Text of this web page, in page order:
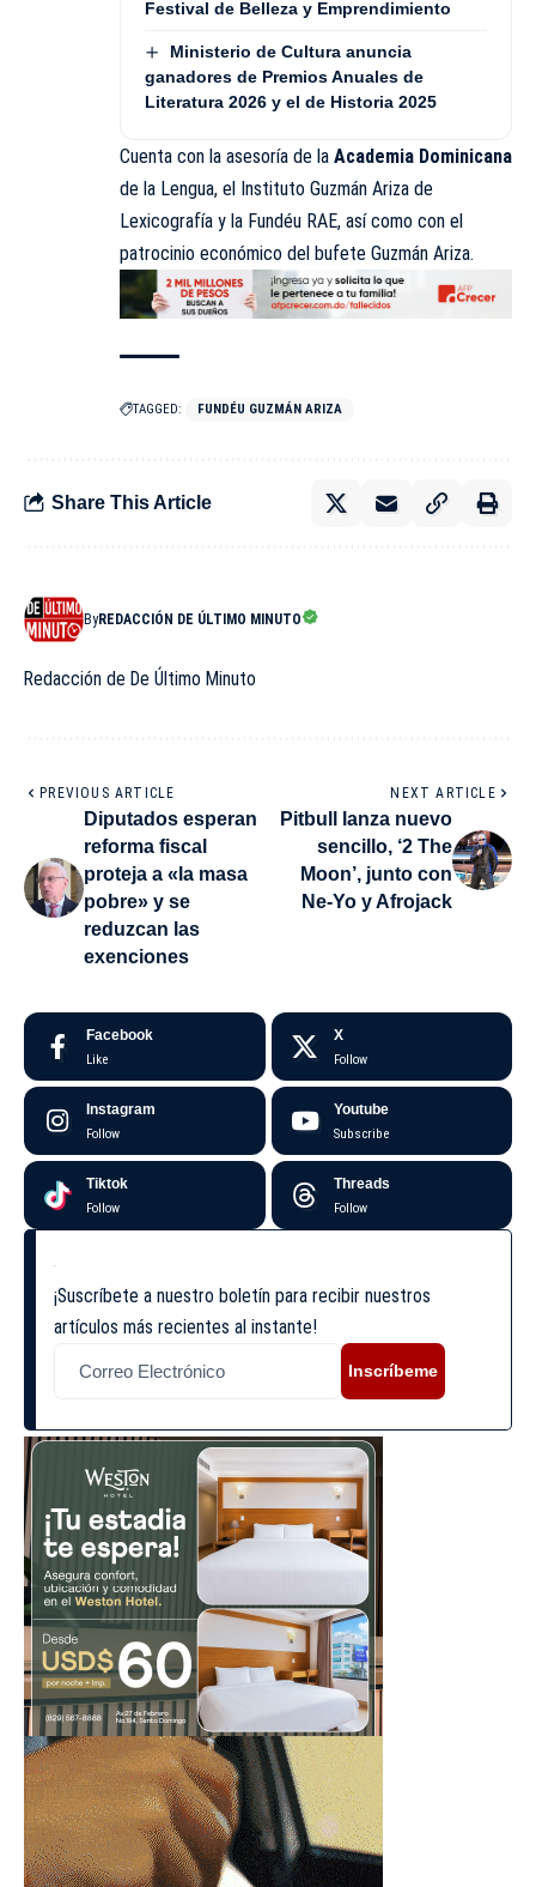
Festival de Belleza y Emprendimiento
Ministerio de Cultura anuncia
ganadores de Premios Anuales de
Literatura 2026 y el de Historia 2025
Cuenta con la asesoría de la Academia Dominicana
de la Lengua, el Instituto Guzmán Ariza de
Lexicografía y la Fundéu RAE, así como con el
patrocinio económico del bufete Guzmán Ariza.
TAGGED: FUNDÉU GUZMÁN ARIZA
Share This Article
ByREDACCIÓN DE ÚLTIMO MINUTO
Redacción de De Último Minuto
PREVIOUS ARTICLE
Diputados esperan
reforma fiscal
proteja a «la masa
pobre» y se
reduzcan las
exenciones
NEXT ARTICLE
Pitbull lanza nuevo
sencillo, ‘2 The
Moon’, junto con
Ne-Yo y Afrojack
Facebook
Like
X
Follow
Instagram
Follow
Youtube
Subscribe
Tiktok
Follow
Threads
Follow
¡Suscríbete a nuestro boletín para recibir nuestros
artículos más recientes al instante!
Inscríbeme